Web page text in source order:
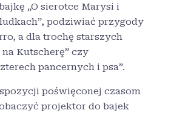
„O sierotce Marysi i
podziwiać przygody
a dla trochę starszych
Kutscherę” czy
pancernych i psa”.
poświęconej czasom
projektor do bajek